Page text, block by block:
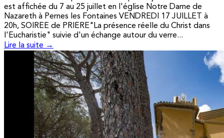
est affichée du 7 au 25 juillet en l'église Notre Dame de
Nazareth à Pernes les Fontaines VENDREDI 17 JUILLET à
20h, SOIREE de PRIERE"La présence réelle du Christ dans
l'Eucharistie" suivie d'un échange autour du verre...
Lire la suite →